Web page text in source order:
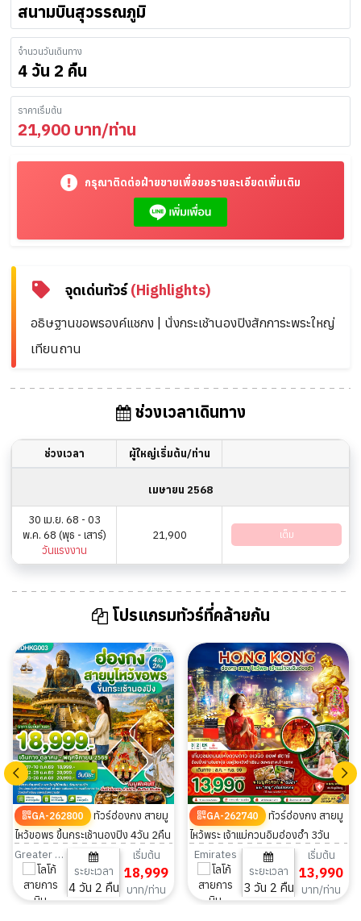
สนามบินสุวรรณภูมิ
จำนวนวันเดินทาง
4 วัน 2 คืน
ราคาเริ่มต้น
21,900 บาท/ท่าน
กรุณาติดต่อฝ่ายขายเพื่อขอรายละเอียดเพิ่มเติม
จุดเด่นทัวร์(Highlights)
อธิษฐานขอพรองค์แชกง | นั่งกระเช้านองปิงสักการะพระใหญ่
เทียนถาน
ช่วงเวลาเดินทาง
ช่วงเวลา ผู้ใหญ่เริ่มต้น/ท่าน
เมษายน 2568
30 เม.ย. 68 - 03
พ.ค. 68 (พุธ - เสาร์)
วันแรงงาน
21,900 เต็ม
โปรแกรมทัวร์ที่คล้ายกัน
GA-262800
ทัวร์ฮ่องกง สายมู
ไหว้ขอพร ขึ้นกระเช้านองปิง 4วัน 2คืน
Greater Bay Airlines
ระยะเวลา
4 วัน 2 คืน
เริ่มต้น
18,999
บาท/ท่าน
GA-262740
ทัวร์ฮ่องกง สายมู
ไหว้พระ เจ้าแม่กวนอิมฮ่องฮำ 3วัน
2คืน
Emirates
ระยะเวลา
3 วัน 2 คืน
เริ่มต้น
13,990
บาท/ท่าน